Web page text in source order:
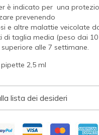
è indicato per una
prevenendo
e altre malattie veicolate
di taglia media (peso dai 10
alle 7 settimane.
2,5 ml
lista dei desideri